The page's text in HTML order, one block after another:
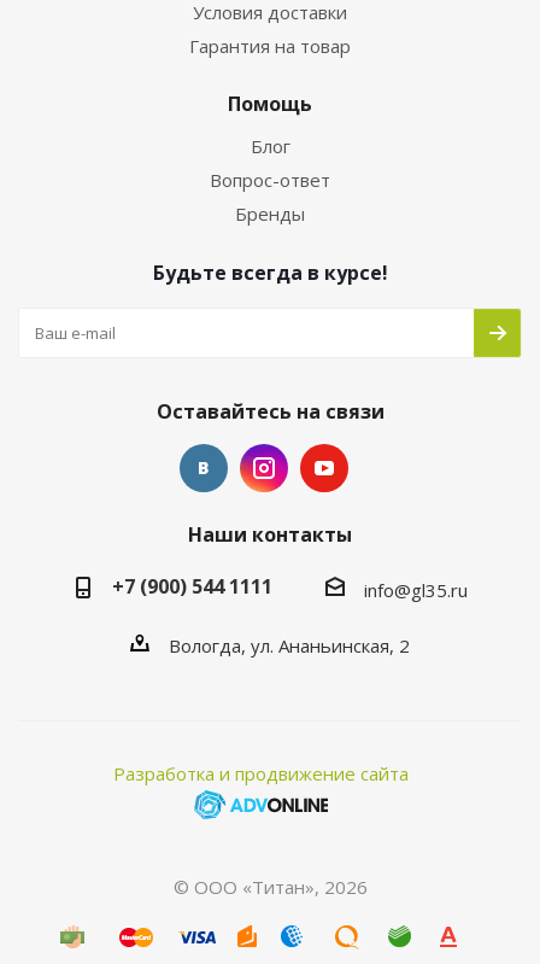
Условия доставки
Гарантия на товар
Помощь
Блог
Вопрос-ответ
Бренды
Будьте всегда в курсе!
Оставайтесь на связи
Наши контакты
+7 (900) 544 1111
info@gl35.ru
Вологда, ул. Ананьинская, 2
Разработка и продвижение сайта
© ООО «Титан», 2026